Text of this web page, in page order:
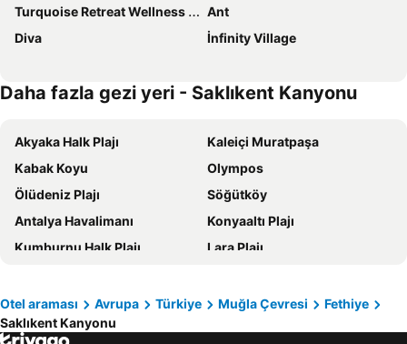
Turquoise Retreat Wellness & Spa
Ant
Diva
İnfinity Village
Daha fazla gezi yeri - Saklıkent Kanyonu
Akyaka Halk Plajı
Kaleiçi Muratpaşa
Kabak Koyu
Olympos
Ölüdeniz Plajı
Söğütköy
Antalya Havalimanı
Konyaaltı Plajı
Kumburnu Halk Plajı
Lara Plajı
Davraz Kayak Merkezi
Gündoğan Halk Plajı
Calis Beach
Otel araması Avrupa Türkiye Muğla Çevresi
Fethiye
Saklıkent Kanyonu